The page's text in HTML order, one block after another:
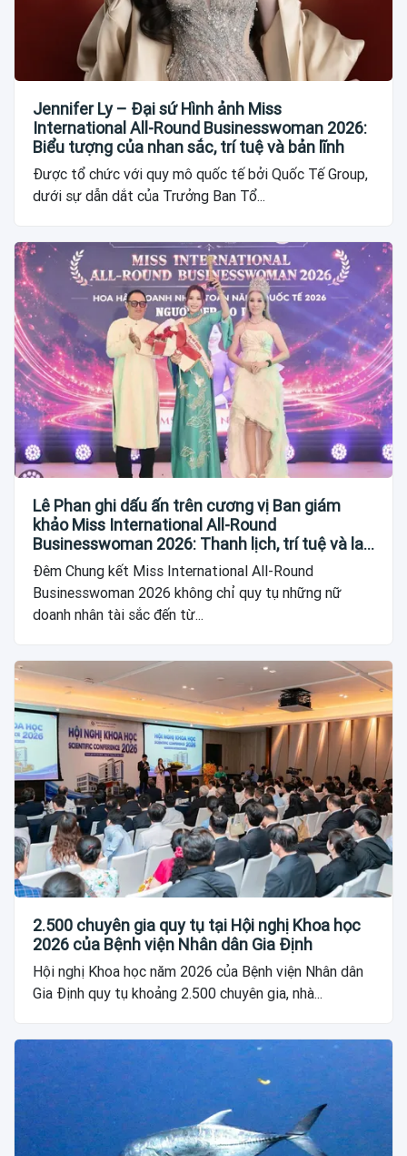
Jennifer Ly – Đại sứ Hình ảnh Miss
International All-Round Businesswoman 2026:
Biểu tượng của nhan sắc, trí tuệ và bản lĩnh
Được tổ chức với quy mô quốc tế bởi Quốc Tế Group,
dưới sự dẫn dắt của Trưởng Ban Tổ...
Lê Phan ghi dấu ấn trên cương vị Ban giám
khảo Miss International All-Round
Businesswoman 2026: Thanh lịch, trí tuệ và lan
tỏa giá trị của người phụ nữ hiện đại
Đêm Chung kết Miss International All-Round
Businesswoman 2026 không chỉ quy tụ những nữ
doanh nhân tài sắc đến từ...
2.500 chuyên gia quy tụ tại Hội nghị Khoa học
2026 của Bệnh viện Nhân dân Gia Định
Hội nghị Khoa học năm 2026 của Bệnh viện Nhân dân
Gia Định quy tụ khoảng 2.500 chuyên gia, nhà...